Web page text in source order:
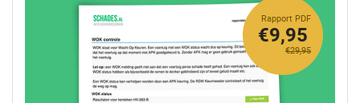
Rapport PDF
€29,95
€9,95